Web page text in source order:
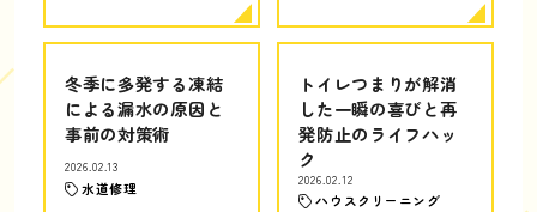
冬季に多発する凍結
による漏水の原因と
事前の対策術
2026.02.13
水道修理
トイレつまりが解消
した一瞬の喜びと再
発防止のライフハッ
ク
2026.02.12
ハウスクリーニング